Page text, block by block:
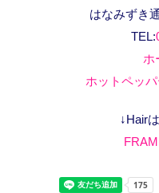
はなみずき
TEL:
ホ
ホットペッ
↓Hair